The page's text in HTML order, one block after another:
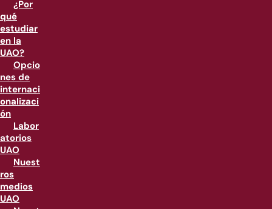
¿Por
qué
estudiar
en la
UAO?
Opcio
nes de
internaci
onalizaci
ón
Labor
atorios
UAO
Nuest
ros
medios
UAO